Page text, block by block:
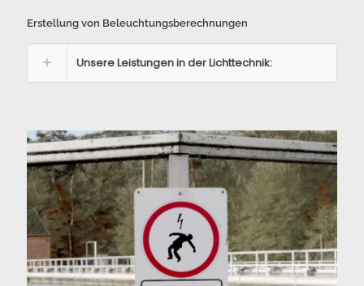
Erstellung von Beleuchtungsberechnungen
Unsere Leistungen in der Lichttechnik: